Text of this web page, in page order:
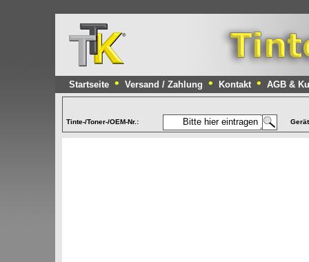
Startseite • Versand / Zahlung • Kontakt • AGB &
Tinte-/Toner-/OEM-Nr.: